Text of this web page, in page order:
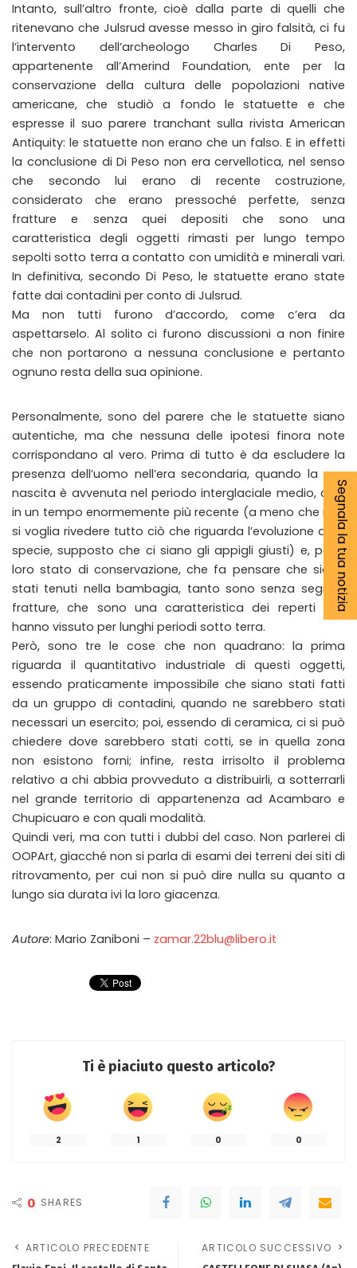
Intanto, sull’altro fronte, cioè dalla parte di quelli che
ritenevano che Julsrud avesse messo in giro falsità, ci fu
l’intervento dell’archeologo Charles Di Peso,
appartenente all’Amerind Foundation, ente per la
conservazione della cultura delle popolazioni native
americane, che studiò a fondo le statuette e che
espresse il suo parere tranchant sulla rivista American
Antiquity: le statuette non erano che un falso. E in effetti
la conclusione di Di Peso non era cervellotica, nel senso
che secondo lui erano di recente costruzione,
considerato che erano pressoché perfette, senza
fratture e senza quei depositi che sono una
caratteristica degli oggetti rimasti per lungo tempo
sepolti sotto terra a contatto con umidità e minerali vari.
In definitiva, secondo Di Peso, le statuette erano state
fatte dai contadini per conto di Julsrud.
Ma non tutti furono d’accordo, come c’era da
aspettarselo. Al solito ci furono discussioni a non finire
che non portarono a nessuna conclusione e pertanto
ognuno resta della sua opinione.
Personalmente, sono del parere che le statuette siano
autentiche, ma che nessuna delle ipotesi finora note
corrispondano al vero. Prima di tutto è da escludere la
presenza dell’uomo nell’era secondaria, quando la sua
nascita è avvenuta nel periodo interglaciale medio, cioè
in un tempo enormemente più recente (a meno che non
si voglia rivedere tutto ciò che riguarda l’evoluzione delle
specie, supposto che ci siano gli appigli giusti) e, poi, il
loro stato di conservazione, che fa pensare che siano
stati tenuti nella bambagia, tanto sono senza segni e
fratture, che sono una caratteristica dei reperti che
hanno vissuto per lunghi periodi sotto terra.
Però, sono tre le cose che non quadrano: la prima
riguarda il quantitativo industriale di questi oggetti,
essendo praticamente impossibile che siano stati fatti
da un gruppo di contadini, quando ne sarebbero stati
necessari un esercito; poi, essendo di ceramica, ci si può
chiedere dove sarebbero stati cotti, se in quella zona
non esistono forni; infine, resta irrisolto il problema
relativo a chi abbia provveduto a distribuirli, a sotterrarli
nel grande territorio di appartenenza ad Acambaro e
Chupicuaro e con quali modalità.
Quindi veri, ma con tutti i dubbi del caso. Non parlerei di
OOPArt, giacché non si parla di esami dei terreni dei siti di
ritrovamento, per cui non si può dire nulla su quanto a
lungo sia durata ivi la loro giacenza.
Autore: Mario Zaniboni – zamar.22blu@libero.it
Ti è piaciuto questo articolo?
2 1 0 0
0 SHARES
ARTICOLO PRECEDENTE ARTICOLO SUCCESSIVO
Segnala la tua notizia